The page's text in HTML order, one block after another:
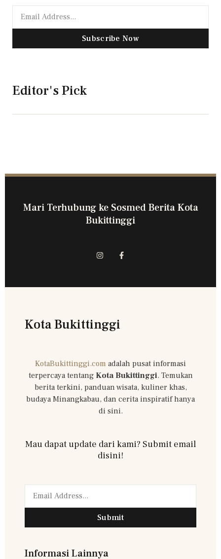
Subscribe Now
Editor's Pick
Mari Terhubung ke Sosmed Berita Kota
Bukittinggi
Kota Bukittinggi
KotaBukittinggi.com adalah pusat informasi
terpercaya tentang Kota Bukittinggi. Temukan
berita terkini, panduan wisata, kuliner khas,
budaya Minangkabau, dan cerita inspiratif hanya
di sini.
Mau dapat update dari kami? Submit email
disini!
Submit
Informasi Lainnya